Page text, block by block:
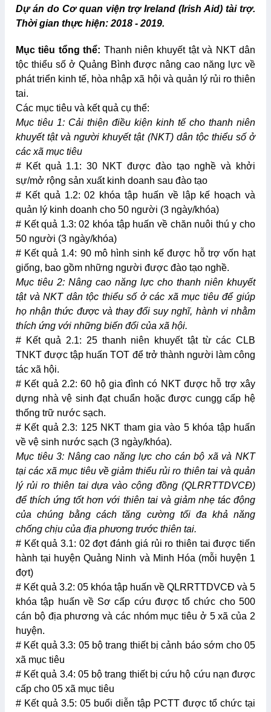
Dự án do Cơ quan viện trợ Ireland (Irish Aid) tài trợ.
Thời gian thực hiện: 2018 - 2019.
Mục tiêu tổng thể: Thanh niên khuyết tật và NKT dân
tộc thiểu số ở Quảng Bình được nâng cao năng lực về
phát triển kinh tế, hòa nhập xã hội và quản lý rủi ro thiên
tai.
Các mục tiêu và kết quả cụ thể:
Mục tiêu 1: Cải thiện điều kiện kinh tế cho thanh niên
khuyết tật và người khuyết tật (NKT) dân tộc thiểu số ở
các xã mục tiêu
# Kết quả 1.1: 30 NKT được đào tạo nghề và khởi
sự/mở rộng sản xuất kinh doanh sau đào tạo
# Kết quả 1.2: 02 khóa tập huấn về lập kế hoạch và
quản lý kinh doanh cho 50 người (3 ngày/khóa)
# Kết quả 1.3: 02 khóa tập huấn về chăn nuôi thú y cho
50 người (3 ngày/khóa)
# Kết quả 1.4: 90 mô hình sinh kế được hỗ trợ vốn hạt
giống, bao gồm những người được đào tạo nghề.
Mục tiêu 2: Nâng cao năng lực cho thanh niên khuyết
tật và NKT dân tộc thiểu số ở các xã mục tiêu để giúp
họ nhận thức được và thay đổi suy nghĩ, hành vi nhằm
thích ứng với những biến đổi của xã hội.
# Kết quả 2.1: 25 thanh niên khuyết tật từ các CLB
TNKT được tập huấn TOT để trở thành người làm công
tác xã hội.
# Kết quả 2.2: 60 hộ gia đình có NKT được hỗ trợ xây
dựng nhà vệ sinh đạt chuẩn hoặc được cungg cấp hệ
thống trữ nước sạch.
# Kết quả 2.3: 125 NKT tham gia vào 5 khóa tập huấn
về vệ sinh nước sạch (3 ngày/khóa).
Mục tiêu 3: Nâng cao năng lực cho cán bộ xã và NKT
tại các xã mục tiêu về giảm thiểu rủi ro thiên tai và quản
lý rủi ro thiên tai dựa vào cộng đồng (QLRRTTDVCĐ)
để thích ứng tốt hơn với thiên tai và giảm nhẹ tác động
của chúng bằng cách tăng cường tối đa khả năng
chống chịu của địa phương trước thiên tai.
# Kết quả 3.1: 02 đợt đánh giá rủi ro thiên tai được tiến
hành tại huyện Quảng Ninh và Minh Hóa (mỗi huyện 1
đợt)
# Kết quả 3.2: 05 khóa tập huấn về QLRRTTDVCĐ và 5
khóa tập huấn về Sơ cấp cứu được tổ chức cho 500
cán bộ địa phương và các nhóm mục tiêu ở 5 xã của 2
huyện.
# Kết quả 3.3: 05 bộ trang thiết bị cảnh báo sớm cho 05
xã mục tiêu
# Kết quả 3.4: 05 bộ trang thiết bị cứu hộ cứu nạn được
cấp cho 05 xã mục tiêu
# Kết quả 3.5: 05 buổi diễn tập PCTT được tổ chức tại